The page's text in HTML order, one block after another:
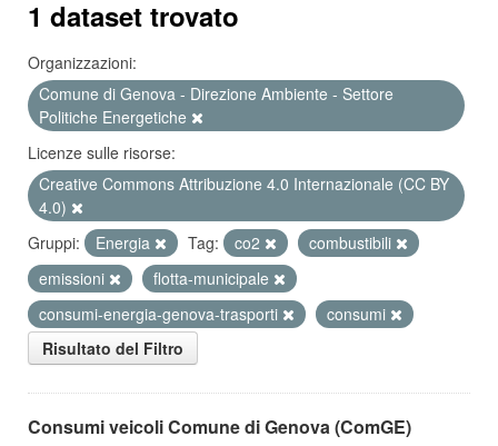
1 dataset trovato
Organizzazioni:
Comune di Genova - Direzione Ambiente - Settore
Politiche Energetiche
Licenze sulle risorse:
Creative Commons Attribuzione 4.0 Internazionale (CC BY
4.0)
Gruppi:
Energia Tag: co2
combustibili
emissioni
flotta-municipale
consumi-energia-genova-trasporti
consumi
Risultato del Filtro
Consumi veicoli Comune di Genova (ComGE)